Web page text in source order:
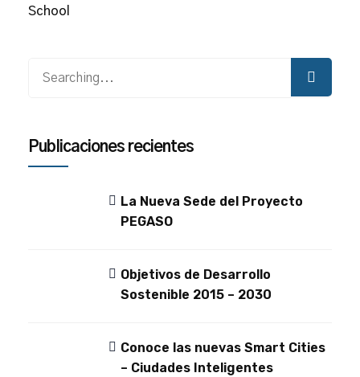
School
Publicaciones recientes
La Nueva Sede del Proyecto
PEGASO
Objetivos de Desarrollo
Sostenible 2015 – 2030
Conoce las nuevas Smart Cities
– Ciudades Inteligentes